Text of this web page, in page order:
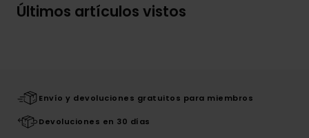
Últimos artículos vistos
Envío y devoluciones gratuitos para miembros
Devoluciones en 30 días